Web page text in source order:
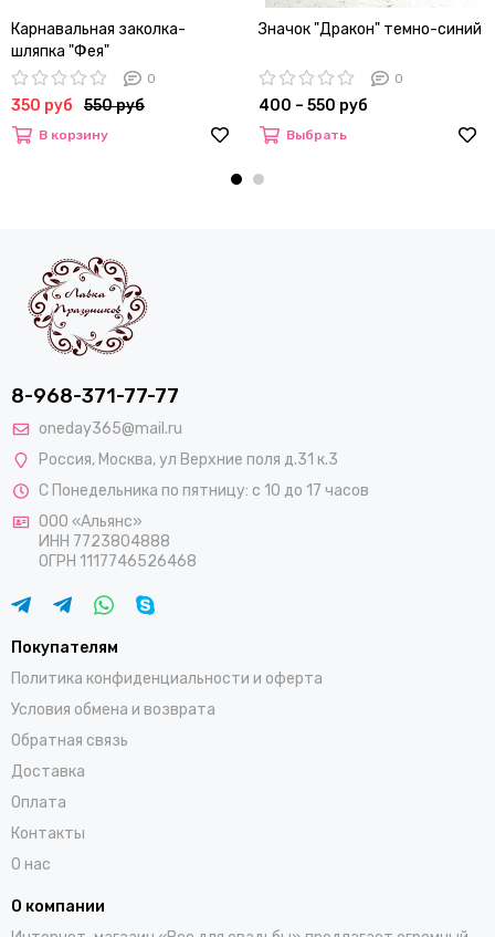
Карнавальная заколка-
шляпка "Фея"
0
350 руб 550 руб
В корзину
Значок "Дракон" темно-синий
0
400 – 550 руб
Выбрать
8-968-371-77-77
oneday365@mail.ru
Россия, Москва,ул Верхние поля д.31 к.3
С Понедельника по пятницу: с 10 до 17 часов
ООО «Альянс»
ИНН 7723804888
ОГРН 1117746526468
Покупателям
Политика конфиденциальности и оферта
Условия обмена и возврата
Обратная связь
Доставка
Оплата
Контакты
О нас
О компании